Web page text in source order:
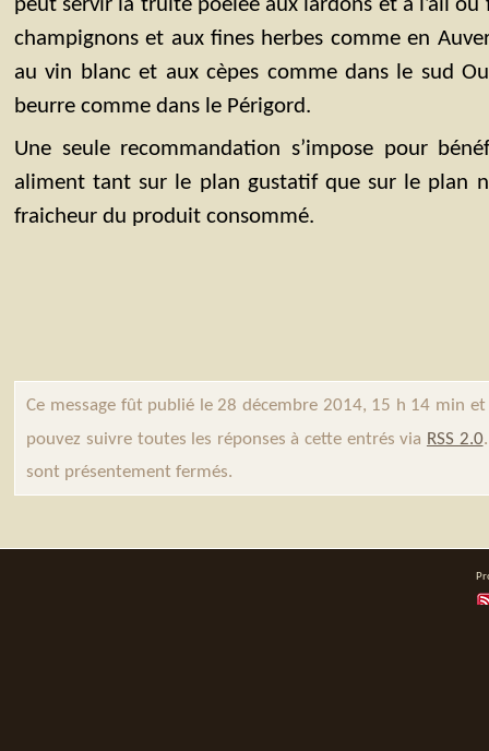
peut servir la truite poêlée aux lardons et à l’ail
champignons et aux fines herbes comme en
au vin blanc et aux cèpes comme dans le sud
beurre comme dans le Périgord.
Une seule recommandation s’impose pour
aliment tant sur le plan gustatif que sur le plan
fraicheur du produit consommé.
Ce message fût publié le 28 décembre 2014, 15 h 14 min
pouvez suivre toutes les réponses à cette entrés via RSS 2.0
sont présentement fermés.